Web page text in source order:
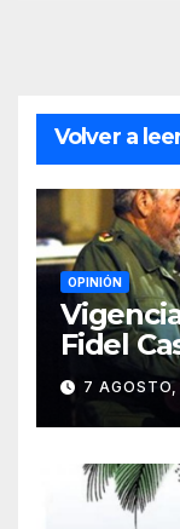
Volver a
OPINIÓN
Fidel
del
Por
7